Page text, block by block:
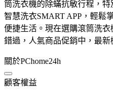
筒洗衣機的除蟎抗敏行程，
智慧洗衣SMART APP，輕鬆
便捷生活。現在選購滾筒洗
錯過，人氣商品促銷中，最新
關於PChome24h
顧客權益